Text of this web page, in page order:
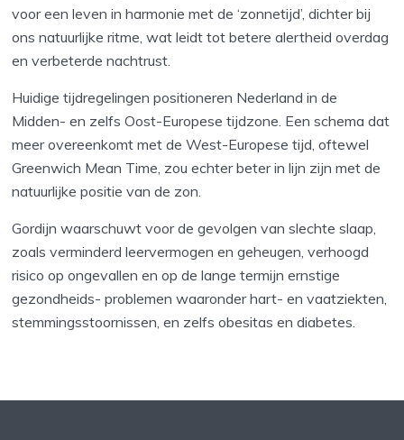
voor een leven in harmonie met de ‘zonnetijd’, dichter bij
ons natuurlijke ritme, wat leidt tot betere alertheid overdag
en verbeterde nachtrust.
Huidige tijdregelingen positioneren Nederland in de
Midden- en zelfs Oost-Europese tijdzone. Een schema dat
meer overeenkomt met de West-Europese tijd, oftewel
Greenwich Mean Time, zou echter beter in lijn zijn met de
natuurlijke positie van de zon.
Gordijn waarschuwt voor de gevolgen van slechte slaap,
zoals verminderd leervermogen en geheugen, verhoogd
risico op ongevallen en op de lange termijn ernstige
gezondheids- problemen waaronder hart- en vaatziekten,
stemmingsstoornissen, en zelfs obesitas en diabetes.